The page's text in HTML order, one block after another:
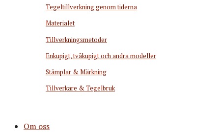
Tegeltillverkning genom tiderna
Materialet
Tillverkningsmetoder
Enkupigt, tvåkupigt och andra modeller
Stämplar & Märkning
Tillverkare & Tegelbruk
Om oss